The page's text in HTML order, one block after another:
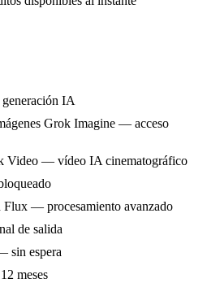
IA
Grok Imagine — acceso
Video — vídeo IA cinematográfico
Flux — procesamiento avanzado
de salida
sin espera
meses